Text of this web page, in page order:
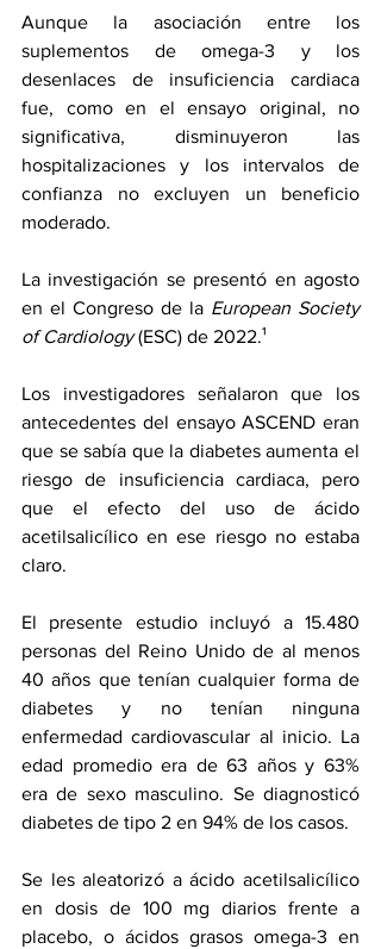
Aunque la asociación entre los
suplementos de omega-3 y los
desenlaces de insuficiencia cardiaca
fue, como en el ensayo original, no
significativa, disminuyeron las
hospitalizaciones y los intervalos de
confianza no excluyen un beneficio
moderado.
La investigación se presentó en agosto
en el Congreso de la European Society
of Cardiology (ESC) de 2022.¹
Los investigadores señalaron que los
antecedentes del ensayo ASCEND eran
que se sabía que la diabetes aumenta el
riesgo de insuficiencia cardiaca, pero
que el efecto del uso de ácido
acetilsalicílico en ese riesgo no estaba
claro.
El presente estudio incluyó a 15.480
personas del Reino Unido de al menos
40 años que tenían cualquier forma de
diabetes y no tenían ninguna
enfermedad cardiovascular al inicio. La
edad promedio era de 63 años y 63%
era de sexo masculino. Se diagnosticó
diabetes de tipo 2 en 94% de los casos.
Se les aleatorizó a ácido acetilsalicílico
en dosis de 100 mg diarios frente a
placebo, o ácidos grasos omega-3 en